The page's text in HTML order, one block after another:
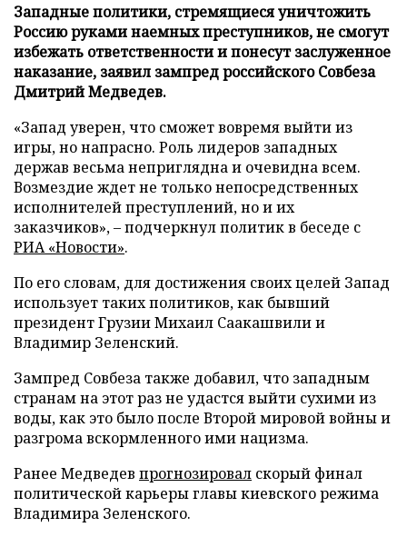
Западные политики, стремящиеся уничтожить
Россию руками наемных преступников, не смогут
избежать ответственности и понесут заслуженное
наказание, заявил зампред российского Совбеза
Дмитрий Медведев.
«Запад уверен, что сможет вовремя выйти из
игры, но напрасно. Роль лидеров западных
держав весьма неприглядна и очевидна всем.
Возмездие ждет не только непосредственных
исполнителей преступлений, но и их
заказчиков», – подчеркнул политик в беседе с
РИА «Новости».
По его словам, для достижения своих целей Запад
использует таких политиков, как бывший
президент Грузии Михаил Саакашвили и
Владимир Зеленский.
Зампред Совбеза также добавил, что западным
странам на этот раз не удастся выйти сухими из
воды, как это было после Второй мировой войны и
разгрома вскормленного ими нацизма.
Ранее Медведев прогнозировал скорый финал
политической карьеры главы киевского режима
Владимира Зеленского.